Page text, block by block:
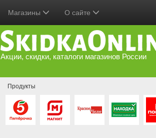
Магазины О сайте
Акции, скидки, каталоги магазинов России
Продукты